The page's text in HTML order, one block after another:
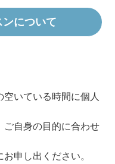
について
いている時間に個人
ご自身の目的に合わせ
申し出ください。